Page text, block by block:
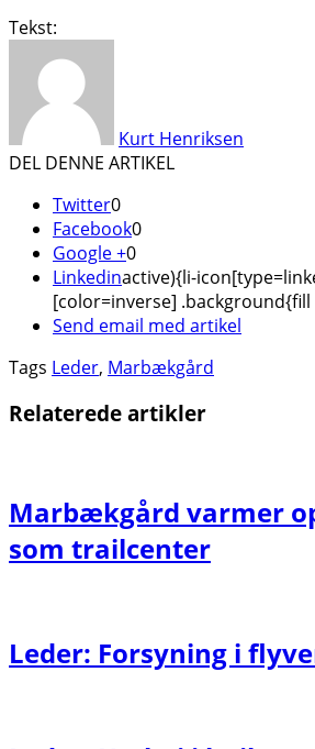
Tekst:
Kurt Henriksen
DEL DENNE ARTIKEL
Twitter0
Facebook0
Google +0
Linkedinactive){li-
[color=inverse] .background{fill
Send email med artikel
Tags Leder, Marbækgård
Relaterede artikler
Marbækgård varmer
som trailcenter
Leder: Forsyning i